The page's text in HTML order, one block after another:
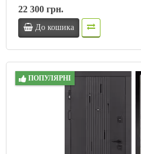
22 300 грн.
До кошика
ПОПУЛЯРНІ